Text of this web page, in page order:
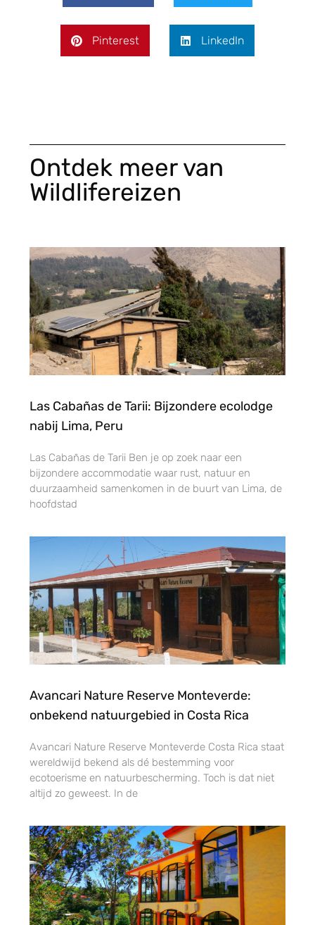
Pinterest LinkedIn
Ontdek meer van
Wildlifereizen
Las Cabañas de Tarii: Bijzondere ecolodge
nabij Lima, Peru
Las Cabañas de Tarii Ben je op zoek naar een
bijzondere accommodatie waar rust, natuur en
duurzaamheid samenkomen in de buurt van Lima, de
hoofdstad
Avancari Nature Reserve Monteverde:
onbekend natuurgebied in Costa Rica
Avancari Nature Reserve Monteverde Costa Rica staat
wereldwijd bekend als dé bestemming voor
ecotoerisme en natuurbescherming. Toch is dat niet
altijd zo geweest. In de